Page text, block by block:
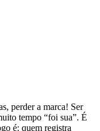
perder a marca! Ser
tempo “foi sua”. É
é: quem registra